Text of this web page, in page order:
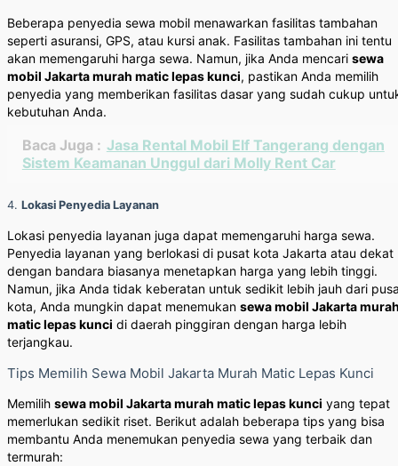
Beberapa penyedia sewa mobil menawarkan fasilitas tambahan
seperti asuransi, GPS, atau kursi anak. Fasilitas tambahan ini tentu
akan memengaruhi harga sewa. Namun, jika Anda mencari sewa
mobil Jakarta murah matic lepas kunci, pastikan Anda memilih
penyedia yang memberikan fasilitas dasar yang sudah cukup
kebutuhan Anda.
Baca Juga : Jasa Rental Mobil Elf Tangerang dengan
Sistem Keamanan Unggul dari Molly Rent Car
4. Lokasi Penyedia Layanan
Lokasi penyedia layanan juga dapat memengaruhi harga sewa.
Penyedia layanan yang berlokasi di pusat kota Jakarta atau dekat
dengan bandara biasanya menetapkan harga yang lebih tinggi.
Namun, jika Anda tidak keberatan untuk sedikit lebih jauh dari
kota, Anda mungkin dapat menemukan sewa mobil Jakarta
matic lepas kunci di daerah pinggiran dengan harga lebih
terjangkau.
Tips Memilih Sewa Mobil Jakarta Murah Matic Lepas Kunci
Memilih sewa mobil Jakarta murah matic lepas kunci yang tepat
memerlukan sedikit riset. Berikut adalah beberapa tips yang bisa
membantu Anda menemukan penyedia sewa yang terbaik dan
termurah: